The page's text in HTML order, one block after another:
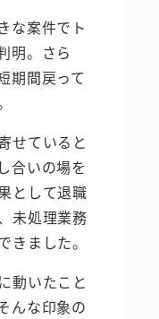
な案件でト
明。さら
期間戻って
せていると
合いの場を
として退職
未処理業務
きました。
動いたこと
んな印象の